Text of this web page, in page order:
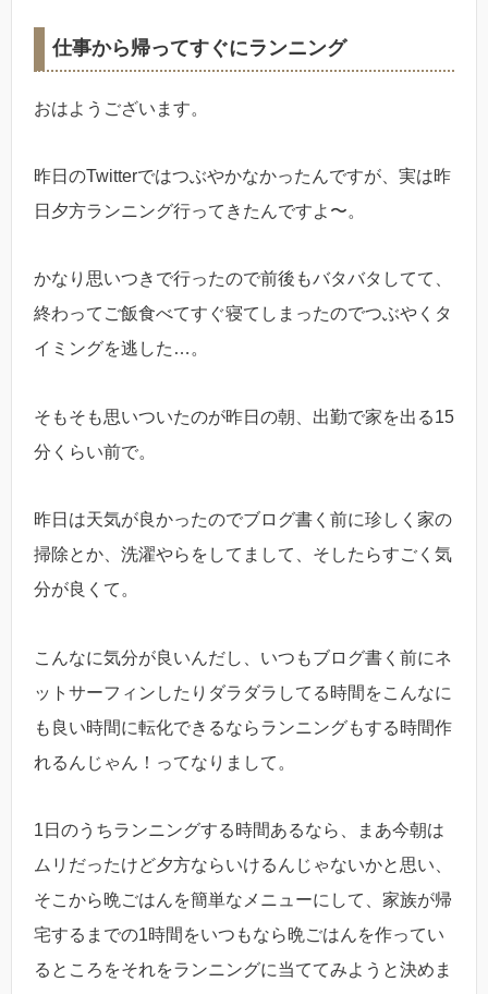
仕事から帰ってすぐにランニング
おはようございます。
昨日のTwitterではつぶやかなかったんですが、実は昨
日夕方ランニング行ってきたんですよ〜。
かなり思いつきで行ったので前後もバタバタしてて、
終わってご飯食べてすぐ寝てしまったのでつぶやくタ
イミングを逃した…。
そもそも思いついたのが昨日の朝、出勤で家を出る15
分くらい前で。
昨日は天気が良かったのでブログ書く前に珍しく家の
掃除とか、洗濯やらをしてまして、そしたらすごく気
分が良くて。
こんなに気分が良いんだし、いつもブログ書く前にネ
ットサーフィンしたりダラダラしてる時間をこんなに
も良い時間に転化できるならランニングもする時間作
れるんじゃん！ってなりまして。
1日のうちランニングする時間あるなら、まあ今朝は
ムリだったけど夕方ならいけるんじゃないかと思い、
そこから晩ごはんを簡単なメニューにして、家族が帰
宅するまでの1時間をいつもなら晩ごはんを作ってい
るところをそれをランニングに当ててみようと決めま